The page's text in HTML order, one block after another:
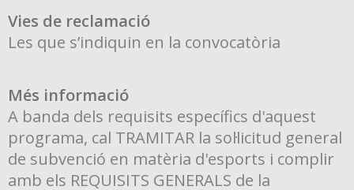
Vies de reclamació
Les que s’indiquin en la convocatòria
Més informació
A banda dels requisits específics d'aquest
programa, cal TRAMITAR la sol·licitud general
de subvenció en matèria d'esports i complir
amb els REQUISITS GENERALS de la